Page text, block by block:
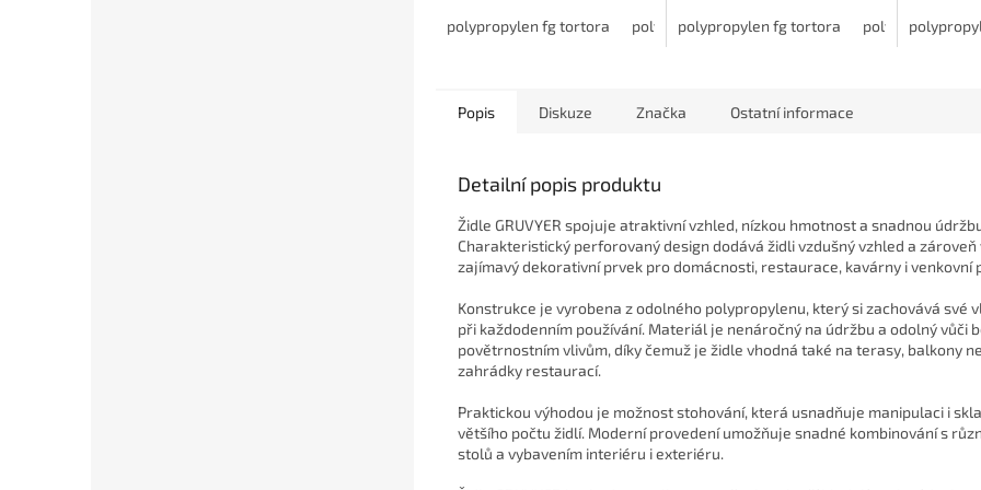
pro ještě větší komfort při
polypropylen fg tortora polypropylen fg antracite polypropylen fg
možnosti dokoupení
polypropylen fg tortora polypropylen fg
vhodné
Popis Diskuze Značka Ostatní informace
Detailní popis produktu
Židle GRUVYER spojuje atraktivní vzhled, nízkou hmotnost a snadnou
Charakteristický perforovaný design dodává židli vzdušný vzhled a
zajímavý dekorativní prvek pro domácnosti, restaurace, kavárny i venkovní
Konstrukce je vyrobena z odolného polypropylenu, který si zachovává své
při každodenním používání. Materiál je nenáročný na údržbu a odolný vůči
povětrnostním vlivům, díky čemuž je židle vhodná také na terasy, balkony
zahrádky restaurací.
Praktickou výhodou je možnost stohování, která usnadňuje manipulaci i
většího počtu židlí. Moderní provedení umožňuje snadné kombinování s
stolů a vybavením interiéru i exteriéru.